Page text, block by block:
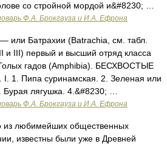
со стройной мордой и&#8230; …
Ф.А. Брокгауза и И.А. Ефрона
— или Батрахии (Batrachia, см. табл.
и III) первый и высший отряд класса
гадов (Amphibia). БЕСХВОСТЫЕ
I. 1. Пипа суринамская. 2. Зеленая или
Бурая лягушка. 4.&#8230; …
Ф.А. Брокгауза и И.А. Ефрона
любимейших общественных
известны были уже в Древней